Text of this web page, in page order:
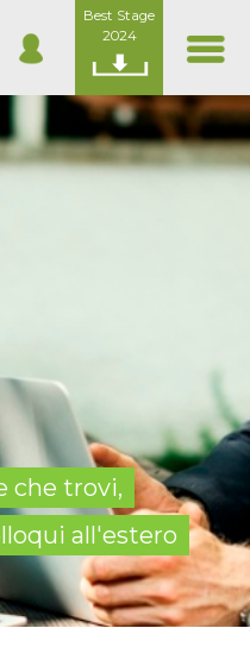
Best Stage
2024
che trovi,
all'estero